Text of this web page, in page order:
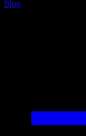
Blog